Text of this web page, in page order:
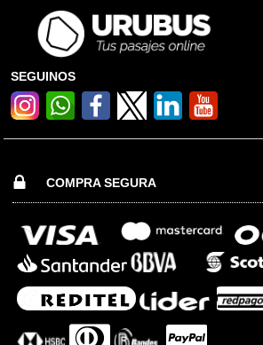
SEGUINOS
COMPRA SEGURA